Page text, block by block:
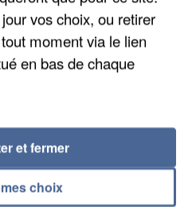
vos choix, ou retirer
moment via le lien
en bas de chaque
choix
et fermer